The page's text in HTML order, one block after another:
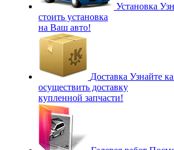
Установка
стоить установка
на Ваш авто!
Доставка Узнайте
осуществить доставку
купленной запчасти!